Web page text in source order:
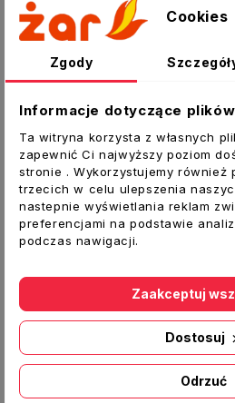
Opis
Klucz do szuflady
117452
Klucz służy do otwierania
wysuwania szuflady i do
pieców firmy WAMSLER
Wykorzystuje się go
kr? żka (fajerki) w
WAMSLER (TEA, SALGO,
Inne produkty w tej kategorii:
Cookies
Zgody
Informacje dotyczące
Ta witryna korzysta z własnych
zapewnić Ci najwyższy poziom
stronie . Wykorzystujemy również
trzecich w celu ulepszenia
nastepnie wyświetlania reklam
preferencjami na podstawie
podczas nawigacji.
Odrzuć
Dostosuj
Zaakceptuj